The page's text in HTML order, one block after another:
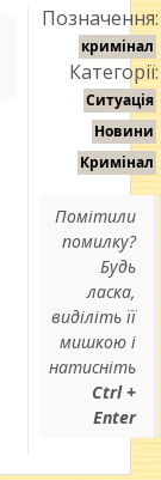
Позначення:
кримінал
Категорії:
Ситуація
Новини
Кримінал
Помітили
помилку?
Будь
ласка,
виділіть її
мишкою і
натисніть
Ctrl +
Enter